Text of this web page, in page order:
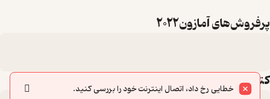
پرفروش‌های آمازون2022
کتاب‌های این لیست
خطایی رخ داد، اتصال اینترنت خود را بررسی کنید.